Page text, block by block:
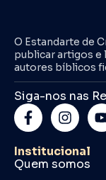
O Estandarte de
publicar artigos e
autores bíblicos
Siga-nos nas
Institucional
Quem somos